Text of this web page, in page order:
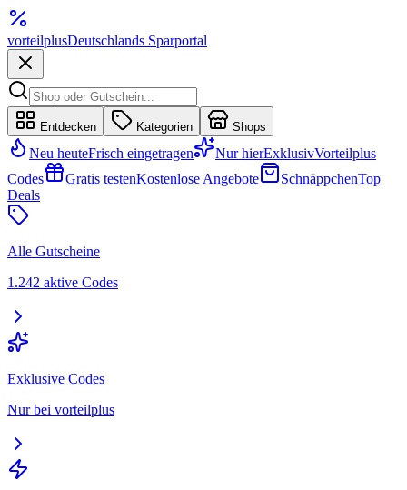
vorteilplusDeutschlands Sparportal
Entdecken Kategorien Shops
Neu heuteFrisch eingetragen Nur hierExklusivVorteilplus
Codes
Gratis testenKostenlose Angebote SchnäppchenTop
Deals
Alle Gutscheine
1.242 aktive Codes
Exklusive Codes
Nur bei vorteilplus